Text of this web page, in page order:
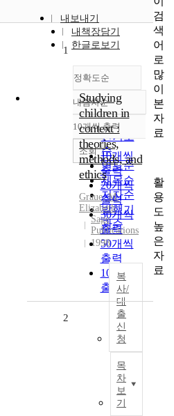
내보내기
내책장담기
한글로보기
정확도순
정확도
순
인기도
순
연도순
제목순
저자순
발행기
관순
내림차순
내림차순
10개씩 출력
10개씩
출력
20개씩
출력
30개씩
출력
50개씩
출력
100개씩
출력
조회
1
Studying
children in
context :
theories,
methods, and
ethics
Graue, M.
Elizabeth
Sage
Publications
1998
복
사/
대
출
신
청
목
차
보
기
2
검
색
어
로
많
이
본
자
료
활
용
도
높
은
자
료